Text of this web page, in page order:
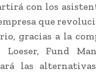
con los
que
gracias a la
Loeser, Fund
las